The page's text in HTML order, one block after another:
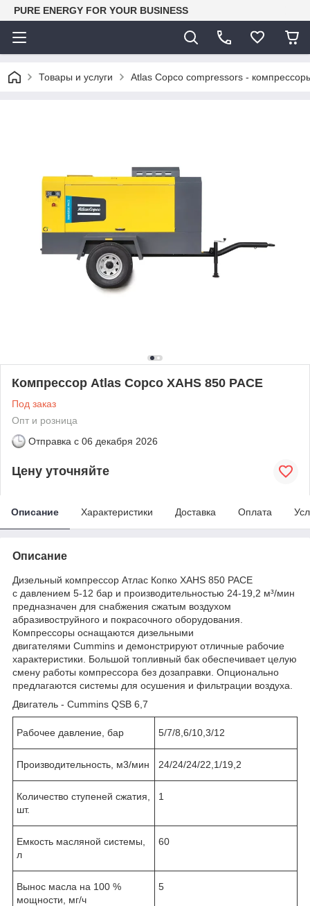
PURE ENERGY FOR YOUR BUSINESS
Товары и услуги Atlas Copco compressors -
Компрессор Atlas Copco XAHS 850 PACE
Под заказ
Опт и розница
Отправка с 06 декабря 2026
Цену уточняйте
Описание Характеристики Доставка Оплата
Описание
Дизельный компрессор Атлас Копко XAHS 850 PACE
c давлением 5-12 бар и производительностью 24-19,2 м³/мин
предназначен для снабжения сжатым воздухом
абразивоструйного и покрасочного оборудования.
Компрессоры оснащаются дизельными
двигателями Cummins и демонстрируют отличные рабочие
характеристики. Большой топливный бак обеспечивает целую
смену работы компрессора без дозаправки. Опционально
предлагаются системы для осушения и фильтрации воздуха.
Двигатель - Cummins QSB 6,7
Рабочее давление, бар 5/7/8,6/10,3/12
Производительность, м3/мин 24/24/24/22,1/19,2
Количество ступеней сжатия,
шт.
1
Емкость масляной системы,
л
60
Вынос масла на 100 %
мощности, мг/ч
5